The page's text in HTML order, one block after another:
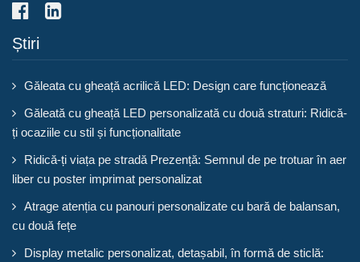
Știri
Găleata cu gheață acrilică LED: Design care funcționează
Găleată cu gheață LED personalizată cu două straturi: Ridică-
ți ocaziile cu stil și funcționalitate
Ridică-ți viața pe stradă Prezență: Semnul de pe trotuar în aer
liber cu poster imprimat personalizat
Atrage atenția cu panouri personalizate cu bară de balansan,
cu două fețe
Display metalic personalizat, detașabil, în formă de sticlă: